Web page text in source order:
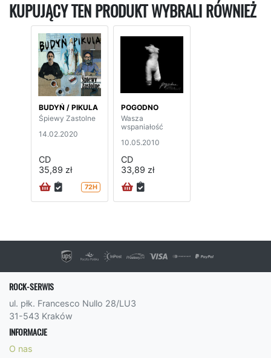
KUPUJĄCY TEN PRODUKT WYBRALI RÓWNIEŻ
BUDYŃ / PIKULA
Śpiewy Zastolne
14.02.2020
CD
35,89 zł
72H
POGODNO
Wasza
wspaniałość
10.05.2010
CD
33,89 zł
ROCK-SERWIS
ul. płk. Francesco Nullo 28/LU3
31-543 Kraków
INFORMACJE
O nas